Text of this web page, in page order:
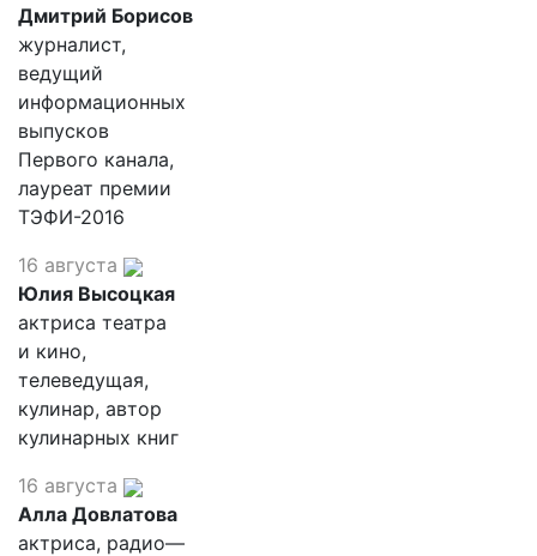
Дмитрий Борисов
журналист,
ведущий
информационных
выпусков
Первого канала,
лауреат премии
ТЭФИ-2016
16 августа
Юлия Высоцкая
актриса театра
и кино,
телеведущая,
кулинар, автор
кулинарных книг
16 августа
Алла Довлатова
актриса, радио—